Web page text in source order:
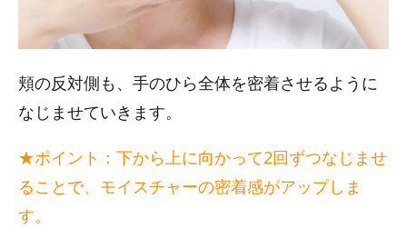
頬の反対側も、手のひら全体を密着させるように
なじませていきます。
★ポイント：下から上に向かって2回ずつなじませ
ることで、モイスチャーの密着感がアップしま
す。